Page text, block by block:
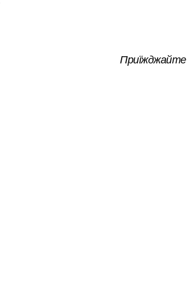
Приїжджайте